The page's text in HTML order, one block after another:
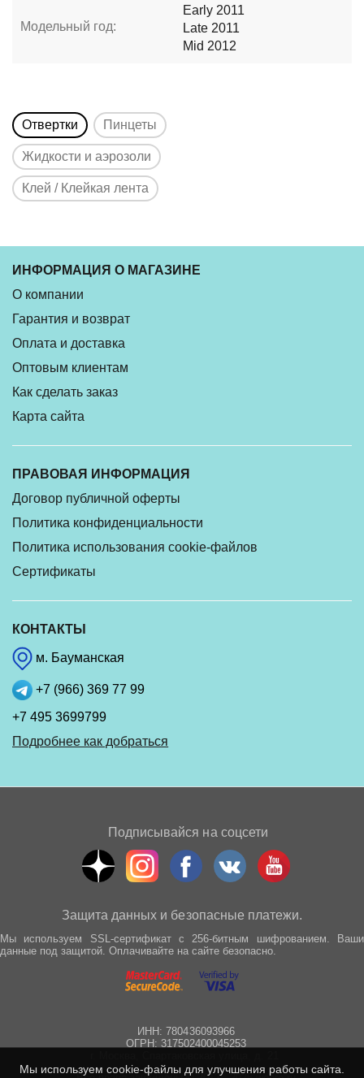
Модельный год:
Early 2011
Late 2011
Mid 2012
Отвертки Пинцеты
Жидкости и аэрозоли
Клей / Клейкая лента
ИНФОРМАЦИЯ О МАГАЗИНЕ
О компании
Гарантия и возврат
Оплата и доставка
Оптовым клиентам
Как сделать заказ
Карта сайта
ПРАВОВАЯ ИНФОРМАЦИЯ
Договор публичной оферты
Политика конфиденциальности
Политика использования cookie-файлов
Сертификаты
КОНТАКТЫ
м. Бауманская
+7 (966) 369 77 99
+7 495 3699799
Подробнее как добраться
Подписывайся на соцсети
Защита данных и безопасные платежи.
Мы используем SSL-сертификат с 256-битным шифрованием. Ваши
данные под защитой. Оплачивайте на сайте безопасно.
ИНН: 780436093966
ОГРН: 317502400045253
Мы используем cookie-файлы для улучшения работы сайта.